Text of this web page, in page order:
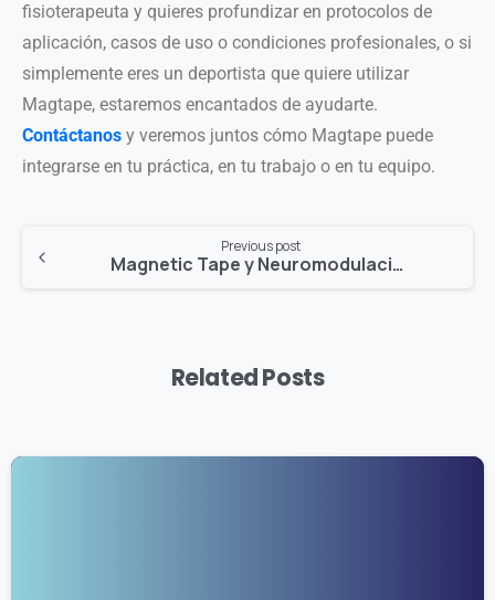
fisioterapeuta y quieres profundizar en protocolos de
aplicación, casos de uso o condiciones profesionales, o si
simplemente eres un deportista que quiere utilizar
Magtape, estaremos encantados de ayudarte.
Contáctanos y veremos juntos cómo Magtape puede
integrarse en tu práctica, en tu trabajo o en tu equipo.
Previous post
Magnetic Tape y Neuromodulación en Fisioterapia
Related Posts